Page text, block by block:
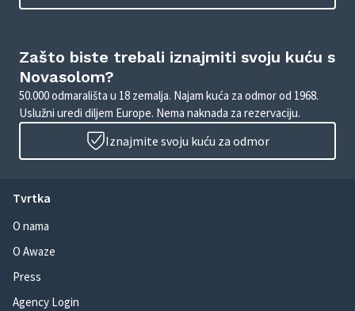
Zašto biste trebali iznajmiti svoju kuću s
Novasolom?
50.000 odmarališta u 18 zemalja. Najam kuća za odmor od 1968.
Uslužni uredi diljem Europe. Nema naknada za rezervaciju.
Iznajmite svoju kuću za odmor
Tvrtka
O nama
O Awaze
Press
Agency Login